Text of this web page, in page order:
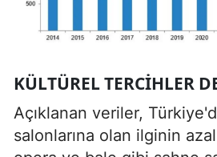
KÜLTÜREL TERCIHLER
Açıklanan veriler,
salonlarına olan ilginin